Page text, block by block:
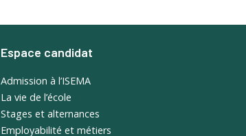
Espace candidat
Admission à l’ISEMA
La vie de l’école
Stages et alternances
Employabilité et métiers